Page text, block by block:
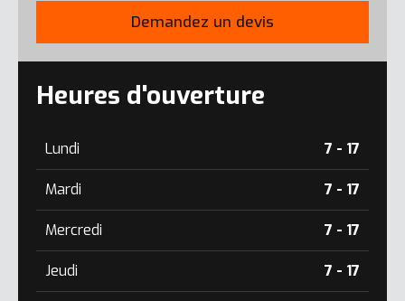
Demandez un devis
Heures d'ouverture
Lundi 7 - 17
Mardi 7 - 17
Mercredi 7 - 17
Jeudi 7 - 17